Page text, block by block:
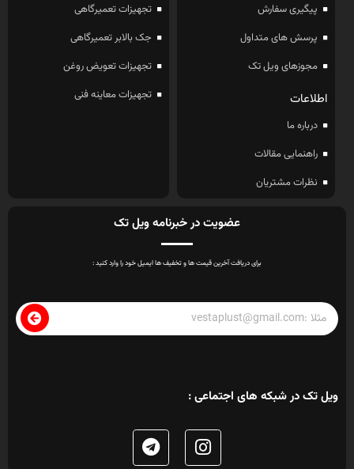
پیگیری سفارش
پرسش های متداول
مجوزهای ویل تک
اطلاعات
درباره ما
راهنمایی مقالات
نظرات مشتریان
تجهیزات تعمیرگاهی
جک بالابر تعمیرگاهی
تجهیزات تعویض روغن
تجهیزات معاینه فنی
عضویت در خبرنامه ویل تک
برای دریافت آخرین قیمت ها و تخفیف ها ایمیل خود را وارد کنید :
ویل تک در شبکه های اجتماعی :